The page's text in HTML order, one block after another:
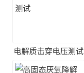
电解质击穿电压测试